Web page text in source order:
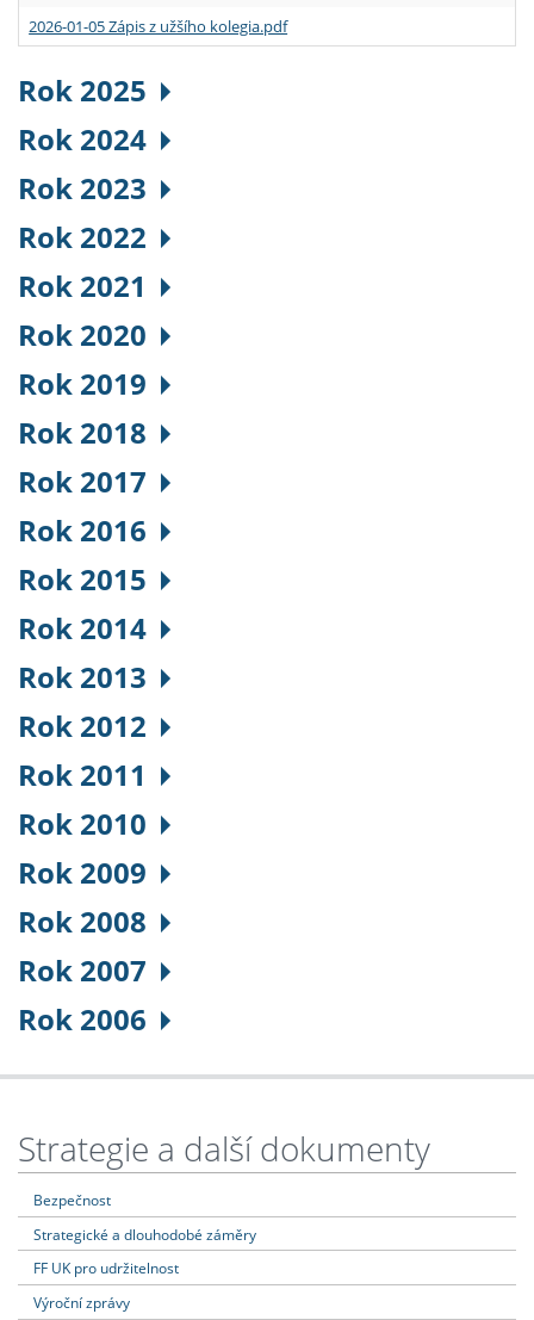
2026-01-05 Zápis z užšího kolegia.pdf
Rok 2025
Rok 2024
Rok 2023
Rok 2022
Rok 2021
Rok 2020
Rok 2019
Rok 2018
Rok 2017
Rok 2016
Rok 2015
Rok 2014
Rok 2013
Rok 2012
Rok 2011
Rok 2010
Rok 2009
Rok 2008
Rok 2007
Rok 2006
Strategie a další dokumenty
Bezpečnost
Strategické a dlouhodobé záměry
FF UK pro udržitelnost
Výroční zprávy